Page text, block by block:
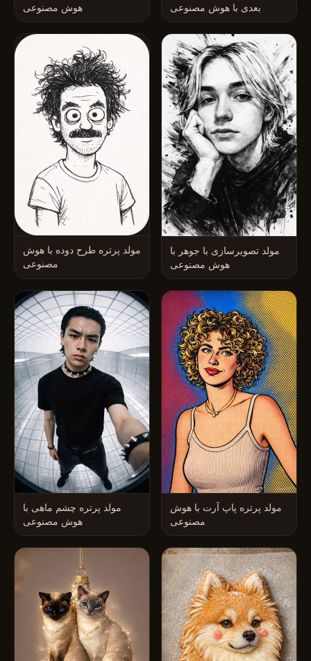
هوش مصنوعی
بعدی با هوش مصنوعی
مولد پرتره طرح دوده با هوش
مصنوعی
مولد تصویرسازی با جوهر با
هوش مصنوعی
مولد پرتره چشم ماهی با
هوش مصنوعی
مولد پرتره پاپ آرت با هوش
مصنوعی